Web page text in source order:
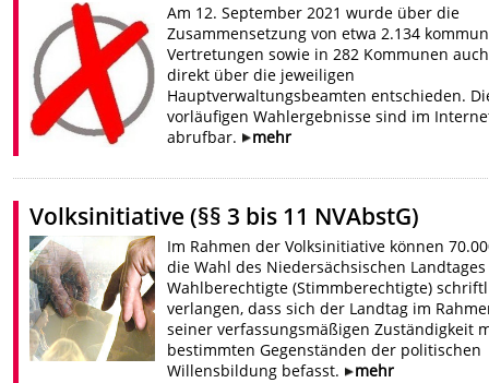
Am 12. September 2021 wurde über die
Zusammensetzung von etwa 2.134
Vertretungen sowie in 282 Kommunen auch
direkt über die jeweiligen
Hauptverwaltungsbeamten entschieden.
vorläufigen Wahlergebnisse sind im
abrufbar.
mehr
Volksinitiative (§§ 3 bis 11 NVAbstG)
Im Rahmen der Volksinitiative können
die Wahl des Niedersächsischen Landtages
Wahlberechtigte (Stimmberechtigte)
verlangen, dass sich der Landtag im
seiner verfassungsmäßigen Zuständigkeit
bestimmten Gegenständen der politischen
Willensbildung befasst.
mehr